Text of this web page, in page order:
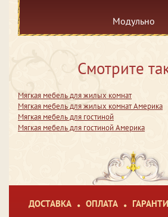
Модульно
Смотрите
Мягкая мебель для жилых комнат
Мягкая мебель для жилых комнат Америка
Мягкая мебель для гостиной
Мягкая мебель для гостиной Америка
ДОСТАВКА ОПЛАТА